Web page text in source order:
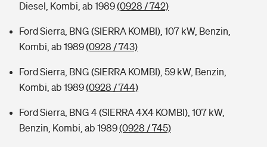
Diesel, Kombi, ab 1989(0928 / 742)
Ford Sierra, BNG (SIERRA KOMBI), 107 kW, Benzin,
Kombi, ab 1989(0928 / 743)
Ford Sierra, BNG (SIERRA KOMBI), 59 kW, Benzin,
Kombi, ab 1989(0928 / 744)
Ford Sierra, BNG 4 (SIERRA 4X4 KOMBI), 107 kW,
Benzin, Kombi, ab 1989(0928 / 745)